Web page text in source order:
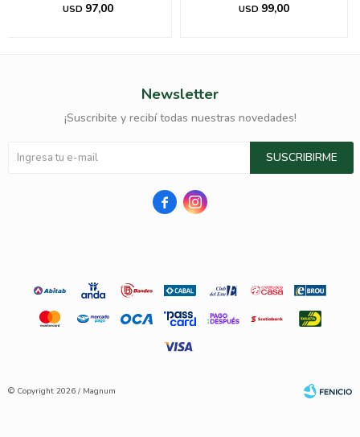
USD 97,00 USD 99,00
Newsletter
¡Suscribite y recibí todas nuestras novedades!
SUSCRIBIRME
 
© Copyright 2026 / Magnum